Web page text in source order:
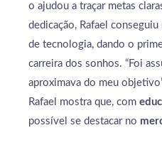
o ajudou a traçar metas
dedicação, Rafael
de tecnologia, dando o
carreira dos sonhos. “Foi
aproximava do meu
Rafael mostra que, com
possível se destacar no